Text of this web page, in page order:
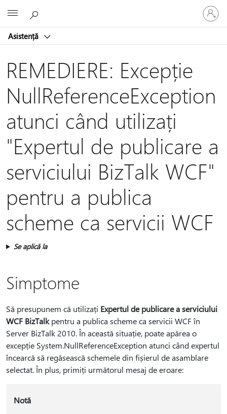
Asistență
vă
la
dvs.
REMEDIERE: Excepție
NullReferenceException
atunci când utilizați
"Expertul de publicare a
serviciului BizTalk WCF"
pentru a publica
scheme ca servicii WCF
Se aplică la
Simptome
Să presupunem că utilizați Expertul de publicare a serviciului
WCF BizTalkpentru a publica scheme ca servicii WCF în
Server BizTalk 2010. În această situație, poate apărea o
excepție System.NullReferenceException atunci când expertul
încearcă să regăsească schemele din fișierul de asamblare
selectat. În plus, primiți următorul mesaj de eroare:
Notă